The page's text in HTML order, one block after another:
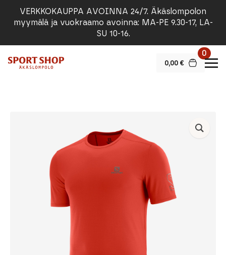
VERKKOKAUPPA AVOINNA 24/7. Äkäslompolon
myymälä ja vuokraamo avoinna: MA-PE 9.30-17, LA-
SU 10-16.
0,00 €
0